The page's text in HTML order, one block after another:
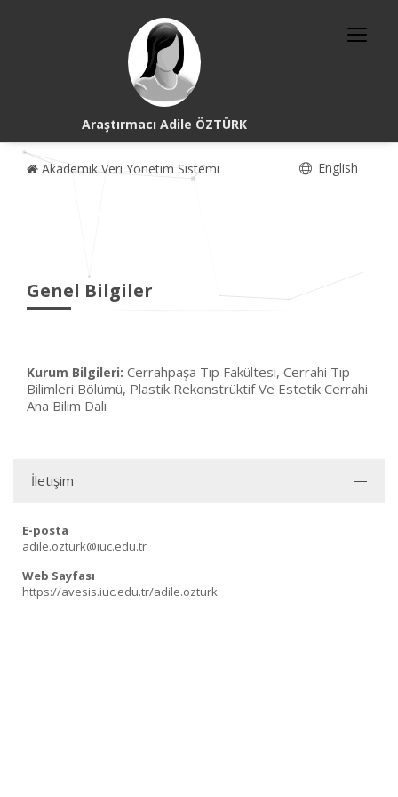
Araştırmacı Adile ÖZTÜRK
Akademik Veri Yönetim Sistemi English
Genel Bilgiler
Kurum Bilgileri: Cerrahpaşa Tıp Fakültesi, Cerrahi Tıp
Bilimleri Bölümü, Plastik Rekonstrüktif Ve Estetik Cerrahi
Ana Bilim Dalı
İletişim
E-posta
adile.ozturk@iuc.edu.tr
Web Sayfası
https://avesis.iuc.edu.tr/adile.ozturk